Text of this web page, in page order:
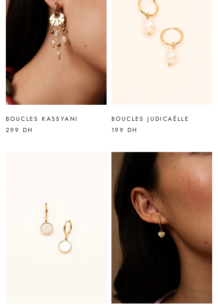
BOUCLES KASSYANI
299 DH
BOUCLES JUDICAËLLE
199 DH